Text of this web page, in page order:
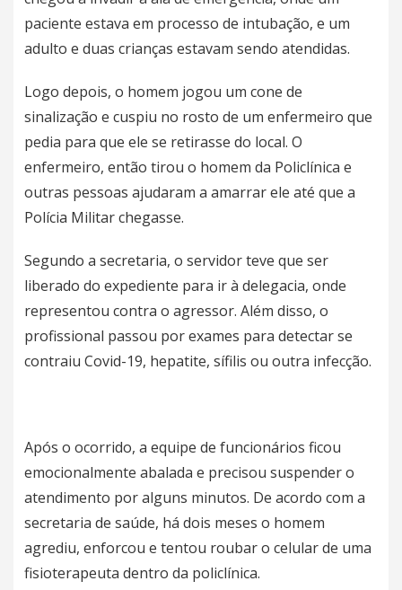
paciente estava em processo de intubação, e um
adulto e duas crianças estavam sendo atendidas.
Logo depois, o homem jogou um cone de
sinalização e cuspiu no rosto de um enfermeiro que
pedia para que ele se retirasse do local. O
enfermeiro, então tirou o homem da Policlínica e
outras pessoas ajudaram a amarrar ele até que a
Polícia Militar chegasse.
Segundo a secretaria, o servidor teve que ser
liberado do expediente para ir à delegacia, onde
representou contra o agressor. Além disso, o
profissional passou por exames para detectar se
contraiu Covid-19, hepatite, sífilis ou outra infecção.
Após o ocorrido, a equipe de funcionários ficou
emocionalmente abalada e precisou suspender o
atendimento por alguns minutos. De acordo com a
secretaria de saúde, há dois meses o homem
agrediu, enforcou e tentou roubar o celular de uma
fisioterapeuta dentro da policlínica.